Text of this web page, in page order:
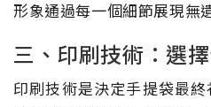
形象通過每一個細節展現無
三、印刷技術：選
印刷技術是決定手提袋最